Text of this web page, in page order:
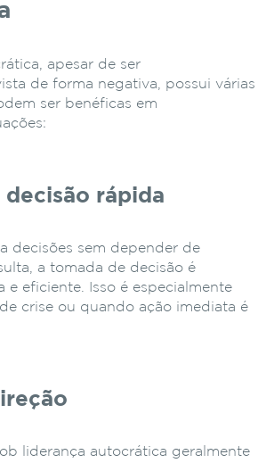
apesar de ser
de forma negativa, possui várias
ser benéficas em
decisão rápida
decisões sem depender de
a tomada de decisão é
e eficiente. Isso é especialmente
crise ou quando ação imediata é
liderança autocrática geralmente